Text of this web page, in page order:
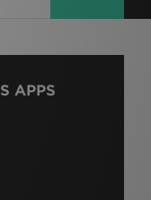
APPS